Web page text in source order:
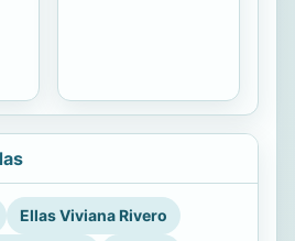
Ellas Viviana Rivero